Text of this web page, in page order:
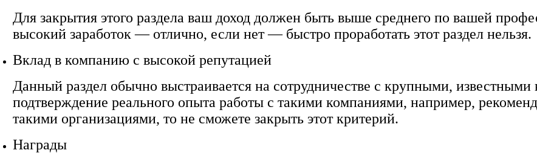
Для закрытия этого раздела ваш доход должен быть выше среднего по вашей
высокий заработок — отлично, если нет — быстро проработать этот раздел нельзя.
Вклад в компанию с высокой репутацией
Данный раздел обычно выстраивается на сотрудничестве с крупными,
подтверждение реального опыта работы с такими компаниями, например,
такими организациями, то не сможете закрыть этот критерий.
Награды